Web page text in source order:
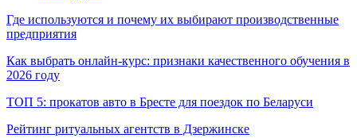
Где используются и почему их выбирают производственные
предприятия
Как выбрать онлайн-курс: признаки качественного обучения в
2026 году
ТОП 5: прокатов авто в Бресте для поездок по Беларуси
Рейтинг ритуальных агентств в Дзержинске